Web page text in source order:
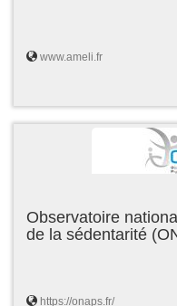
www.ameli.fr
Observatoire
de la sédentarité
https://onaps.fr/